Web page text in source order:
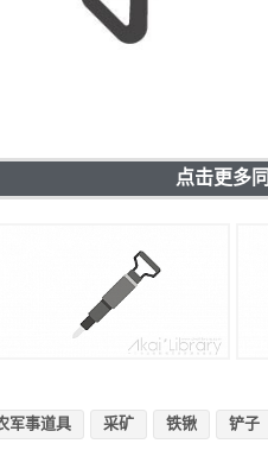
点击更多
军事道具 采矿 铁锹 铲子